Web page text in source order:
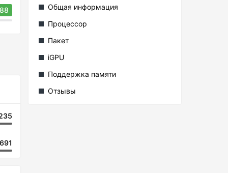
88
Общая информация
Процессор
Пакет
iGPU
Поддержка памяти
Отзывы